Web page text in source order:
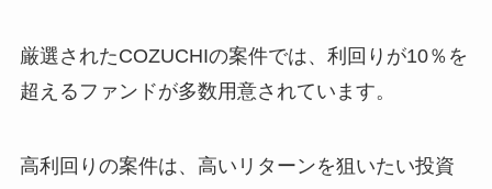
厳選されたCOZUCHIの案件では、利回りが10％を
超えるファンドが多数用意されています。
高利回りの案件は、高いリターンを狙いたい投資